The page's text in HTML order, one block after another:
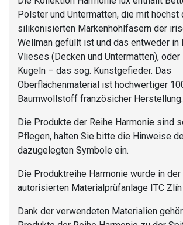
Polster und Untermatten, die mit
silikonisierten Markenhohlfasern der
Wellman gefüllt ist und das entweder in
Vlieses (Decken und Untermatten),
Kugeln – das sog. Kunstgefieder. Das
Oberflächenmaterial ist hochwertiger
Baumwollstoff französicher Herstellung.
Die Produkte der Reihe Harmonie sind
Pflegen, halten Sie bitte die Hinweise
dazugelegten Symbole ein.
Die Produktreihe Harmonie wurde in
autorisierten Materialprüfanlage ITC
Dank der verwendeten Materialien